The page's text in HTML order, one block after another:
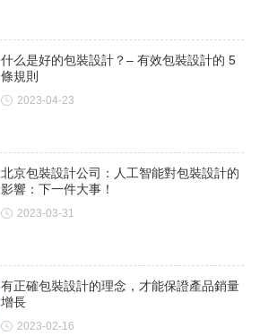
什么是好的包裝設計？– 有效包裝設計的 5
條規則
2023-04-23
北京包裝設計公司：人工智能對包裝設計的
影響：下一件大事！
2023-03-31
有正確包裝設計的理念，才能保證產品銷量
增長
2023-02-16